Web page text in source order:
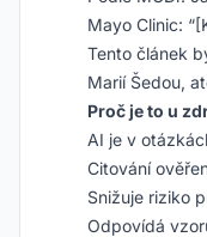
Mayo Clinic:
Tento článek
Marií Šedou,
Proč je to u
AI je v
Citování
Snižuje riziko
Odpovídá